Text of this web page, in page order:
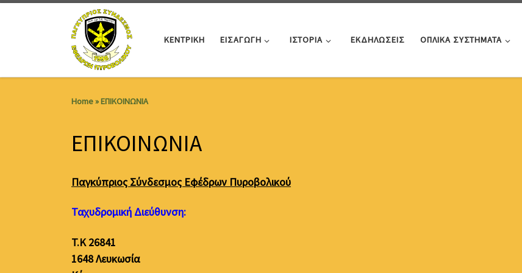
ΚΕΝΤΡΙΚΗ ΕΙΣΑΓΩΓΗ ΙΣΤΟΡΙΑ ΕΚΔΗΛΩΣΕΙΣ ΟΠΛΙΚΑ ΣΥΣΤΗΜΑΤΑ
Home»ΕΠΙΚΟΙΝΩΝΙΑ
ΕΠΙΚΟΙΝΩΝΙΑ
Παγκύπριος Σύνδεσμος Εφέδρων Πυροβολικού
Ταχυδρομική Διεύθυνση:
T.K 26841
1648 Λευκωσία